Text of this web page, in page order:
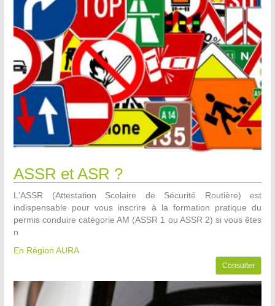
ASSR et ASR ?
L'ASSR (Attestation Scolaire de Sécurité Routière) est
indispensable pour vous inscrire à la formation pratique du
permis conduire catégorie AM (ASSR 1 ou ASSR 2) si vous êtes
n
En Région AURA
Consulter